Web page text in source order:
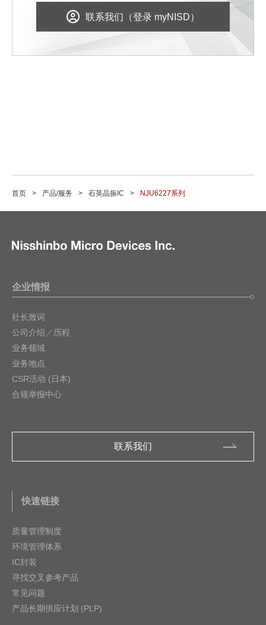
联系我们（登录 myNISD）
首页 产品/服务 石英晶振IC NJU6227系列
企业情报
社长致词
公司介绍／历程
业务领域
业务地点
CSR活动 (日本)
合规举报中心
联系我们
快速链接
质量管理制度
环境管理体系
IC封装
寻找交叉参考产品
常见问题
产品长期供应计划 (PLP)